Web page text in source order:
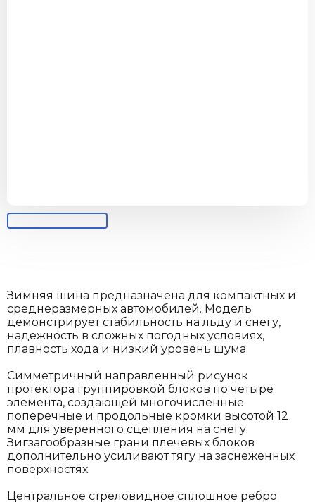
Зимняя шина предназначена для компактных и
среднеразмерных автомобилей. Модель
демонстрирует стабильность на льду и снегу,
надежность в сложных погодных условиях,
плавность хода и низкий уровень шума.
Симметричный направленный рисунок
протектора группировкой блоков по четыре
элемента, создающей многочисленные
поперечные и продольные кромки высотой 12
мм для уверенного сцепления на снегу.
Зигзагообразные грани плечевых блоков
дополнительно усиливают тягу на заснеженных
поверхностях.
Центральное стреловидное сплошное ребро